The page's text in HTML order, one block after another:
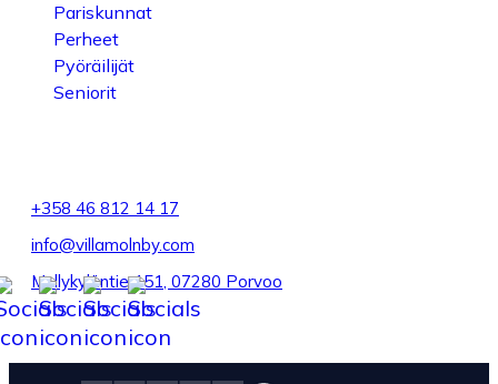
Pariskunnat
Perheet
Pyöräilijät
Seniorit
+358 46 812 14 17
info@villamolnby.com
Myllykyläntie 151, 07280 Porvoo